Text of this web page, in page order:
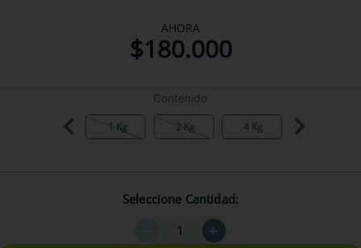
AHORA
$180.000
Contenido
1 Kg 2 Kg 4 Kg
Seleccione Cantidad
＋